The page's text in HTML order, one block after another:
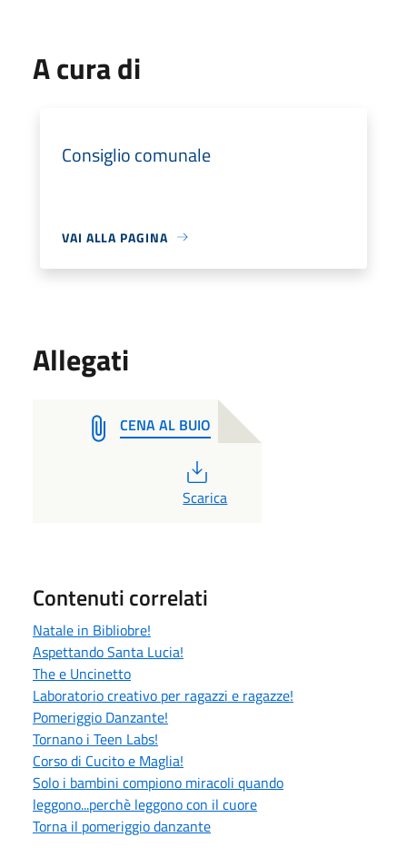
A cura di
Consiglio comunale
VAI ALLA PAGINA
Allegati
CENA AL BUIO
PDF
Scarica
Contenuti correlati
Natale in Bibliobre!
Aspettando Santa Lucia!
The e Uncinetto
Laboratorio creativo per ragazzi e ragazze!
Pomeriggio Danzante!
Tornano i Teen Labs!
Corso di Cucito e Maglia!
Solo i bambini compiono miracoli quando
leggono...perchè leggono con il cuore
Torna il pomeriggio danzante